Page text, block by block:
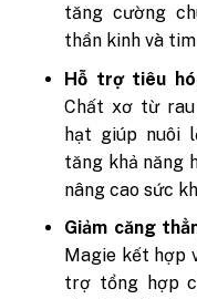
tăng cường
thần kinh và
Hỗ trợ tiêu
Chất xơ từ rau
hạt giúp nuôi
tăng khả năng
nâng cao sức
Giảm căng
Magie kết hợp
trợ tổng hợp